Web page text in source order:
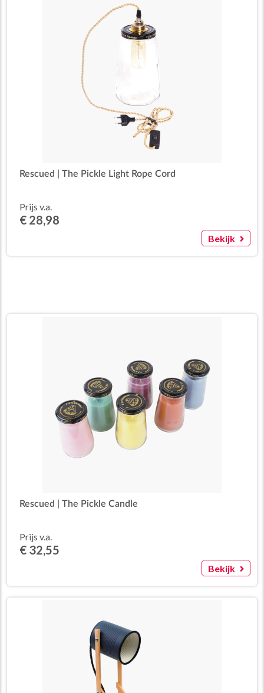
Rescued | The Pickle Light Rope Cord
Prijs v.a.
€ 28,98
Bekijk
Rescued | The Pickle Candle
Prijs v.a.
€ 32,55
Bekijk